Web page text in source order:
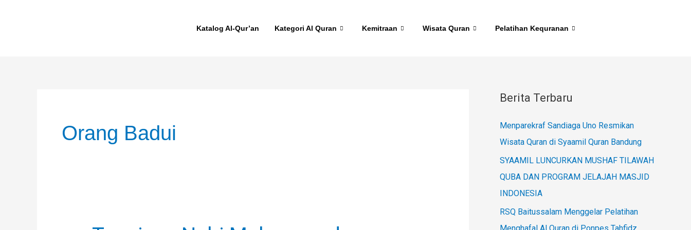
Katalog Al-Qur’an Kategori Al Quran Kemitraan Wisata Quran Pelatihan Kequranan
Orang Badui
Berita Terbaru
Menparekraf Sandiaga Uno Resmikan
Wisata Quran di Syaamil Quran Bandung
SYAAMIL LUNCURKAN MUSHAF TILAWAH
QUBA DAN PROGRAM JELAJAH MASJID
INDONESIA
RSQ Baitussalam Menggelar Pelatihan